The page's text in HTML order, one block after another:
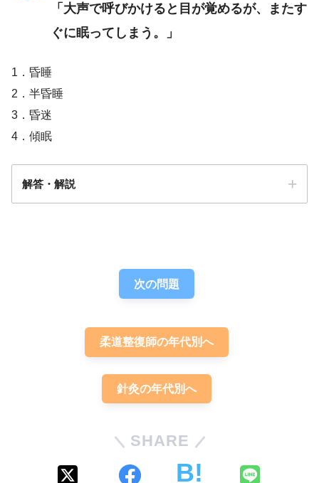
「大声で呼びかけると目が覚めるが、またす
ぐに眠ってしまう。」
1．昏睡
2．半昏睡
3．昏迷
4．傾眠
解答・解説
次の問題
柔道整復師の年代別へ
針灸の年代別へ
SHARE